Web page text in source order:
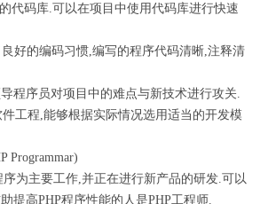
.可以在项目中使用代码库进行快速
码习惯,编写的程序代码清晰,注释清
对项目中的难点与新技术进行攻关.
能够根据实际情况选用适当的开发模
为主要工作,并正在进行新产品的研发.可以
提高PHP程序性能的人是PHP工程师.